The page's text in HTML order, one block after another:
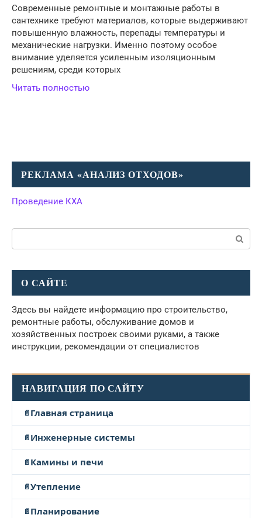
Современные ремонтные и монтажные работы в
сантехнике требуют материалов, которые выдерживают
повышенную влажность, перепады температуры и
механические нагрузки. Именно поэтому особое
внимание уделяется усиленным изоляционным
решениям, среди которых
Читать полностью
РЕКЛАМА «АНАЛИЗ ОТХОДОВ»
Проведение КХА
О САЙТЕ
Здесь вы найдете информацию про строительство,
ремонтные работы, обслуживание домов и
хозяйственных построек своими руками, а также
инструкции, рекомендации от специалистов
НАВИГАЦИЯ ПО САЙТУ
Главная страница
Инженерные системы
Камины и печи
Утепление
Планирование